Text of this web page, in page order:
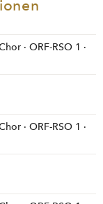
· ORF-RSO 1 ·
· ORF-RSO 1 ·